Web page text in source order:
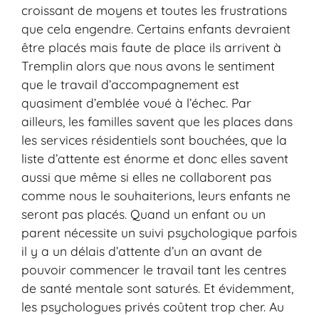
croissant de moyens et toutes les frustrations
que cela engendre. Certains enfants devraient
être placés mais faute de place ils arrivent à
Tremplin alors que nous avons le sentiment
que le travail d’accompagnement est
quasiment d’emblée voué à l’échec. Par
ailleurs, les familles savent que les places dans
les services résidentiels sont bouchées, que la
liste d’attente est énorme et donc elles savent
aussi que même si elles ne collaborent pas
comme nous le souhaiterions, leurs enfants ne
seront pas placés. Quand un enfant ou un
parent nécessite un suivi psychologique parfois
il y a un délais d’attente d’un an avant de
pouvoir commencer le travail tant les centres
de santé mentale sont saturés. Et évidemment,
les psychologues privés coûtent trop cher. Au